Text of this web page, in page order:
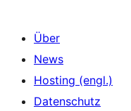
Über
News
Hosting (engl.)
Datenschutz